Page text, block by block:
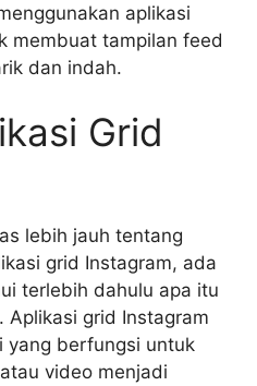
aplikasi
membuat tampilan feed
dan indah.
Grid
lebih jauh tentang
grid Instagram, ada
terlebih dahulu apa itu
Aplikasi grid Instagram
yang berfungsi untuk
video menjadi